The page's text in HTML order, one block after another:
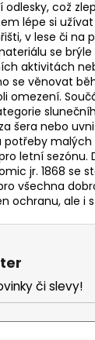
což
lépe si
v lese či na
se
aktivitách
se věnovat
omezení.
šera nebo
malých
letní sezónu.
jr. 1868 se
všechna
ochranu, ale i
či slevy!